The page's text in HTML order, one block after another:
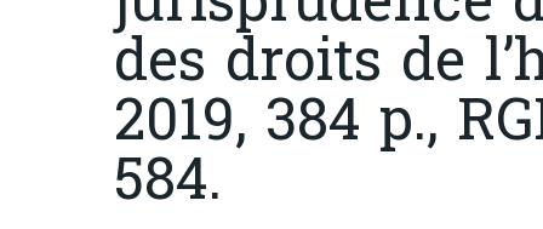
des droits de
2019, 384 p.,
584.